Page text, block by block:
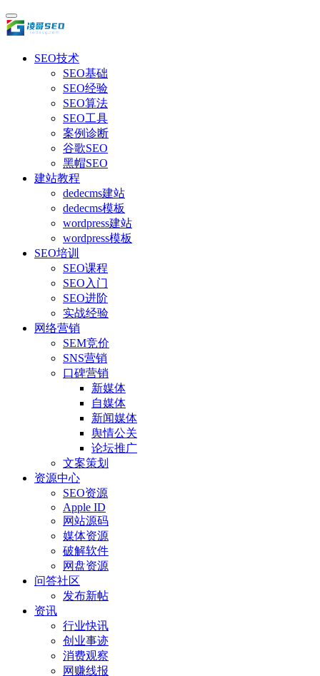
SEO技术
SEO基础
SEO经验
SEO算法
SEO工具
案例诊断
谷歌SEO
黑帽SEO
建站教程
dedecms建站
dedecms模板
wordpress建站
wordpress模板
SEO培训
SEO课程
SEO入门
SEO进阶
实战经验
网络营销
SEM竞价
SNS营销
口碑营销
新媒体
自媒体
新闻媒体
舆情公关
论坛推广
文案策划
资源中心
SEO资源
Apple ID
网站源码
媒体资源
破解软件
网盘资源
问答社区
发布新帖
资讯
行业快讯
创业事迹
消费观察
网赚线报